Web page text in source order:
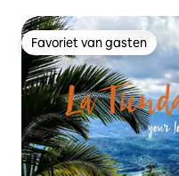
Favoriet van gasten
Favoriet van gasten